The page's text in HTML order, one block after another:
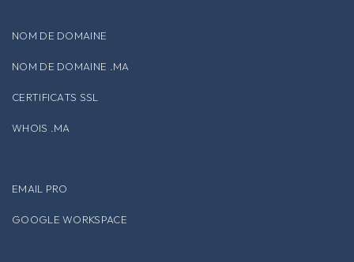
NOM DE DOMAINE
NOM DE DOMAINE .MA
CERTIFICATS SSL
WHOIS .MA
EMAIL PRO
GOOGLE WORKSPACE